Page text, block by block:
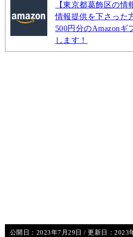
【東京都葛飾区の
情報提供を下さった
500円分のAmazonギ
します！
公開日： 2023年7月29日 / 更新日：2023